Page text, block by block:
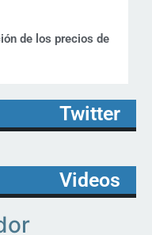
de los precios de
Twitter
Videos